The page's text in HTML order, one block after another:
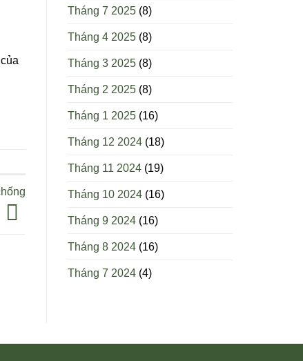
Tháng 7 2025 (8)
Tháng 4 2025 (8)
Tháng 3 2025 (8)
Tháng 2 2025 (8)
Tháng 1 2025 (16)
Tháng 12 2024 (18)
Tháng 11 2024 (19)
Tháng 10 2024 (16)
Tháng 9 2024 (16)
Tháng 8 2024 (16)
Tháng 7 2024 (4)